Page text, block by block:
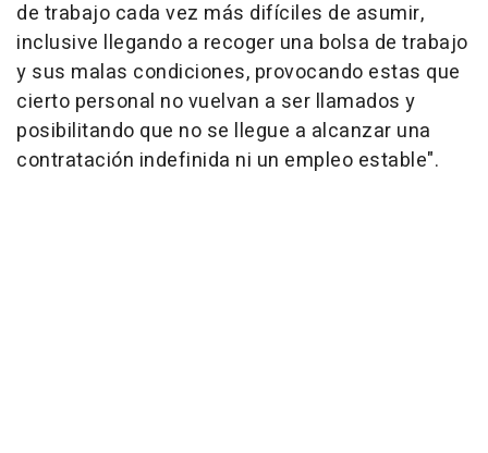
de trabajo cada vez más difíciles de asumir,
inclusive llegando a recoger una bolsa de trabajo
y sus malas condiciones, provocando estas que
cierto personal no vuelvan a ser llamados y
posibilitando que no se llegue a alcanzar una
contratación indefinida ni un empleo estable".